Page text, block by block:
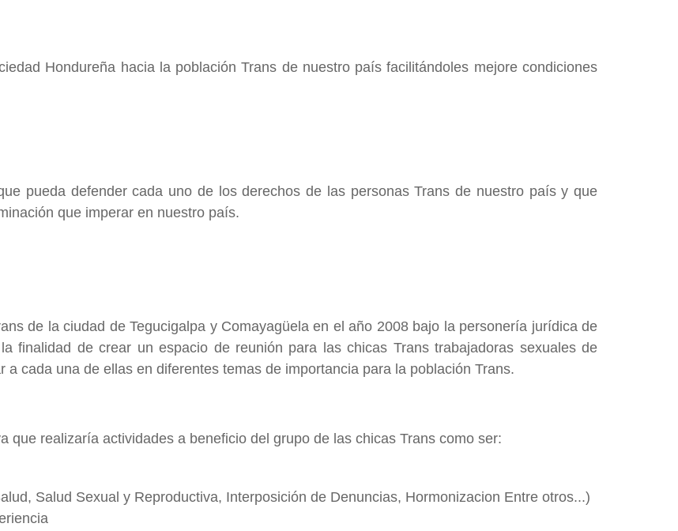
Hondureña hacia la población Trans de nuestro país facilitándoles mejore condiciones
pueda defender cada uno de los derechos de las personas Trans de nuestro país y que
que imperar en nuestro país.
de la ciudad de Tegucigalpa y Comayagüela en el año 2008 bajo la personería jurídica de
finalidad de crear un espacio de reunión para las chicas Trans trabajadoras sexuales de
cada una de ellas en diferentes temas de importancia para la población Trans.
que realizaría actividades a beneficio del grupo de las chicas Trans como ser:
Salud Sexual y Reproductiva, Interposición de Denuncias, Hormonizacion Entre otros...)